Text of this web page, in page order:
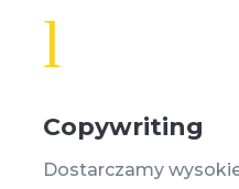
l
Copywriting
Dostarczamy